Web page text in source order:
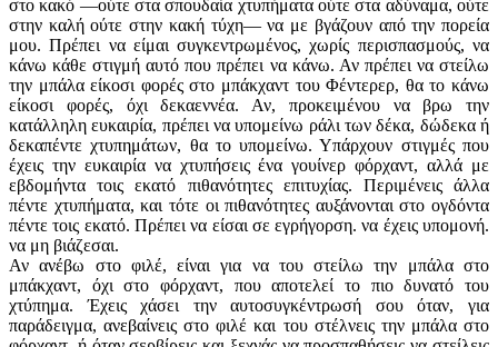
στο κακό —ούτε στα σπουδαία χτυπήματα ούτε στα αδύναμα, ούτε
στην καλή ούτε στην κακή τύχη— να με βγάζουν από την πορεία
μου. Πρέπει να είμαι συγκεντρωμένος, χωρίς περισπασμούς, να
κάνω κάθε στιγμή αυτό που πρέπει να κάνω. Αν πρέπει να στείλω
την μπάλα είκοσι φορές στο μπάκχαντ του Φέντερερ, θα το κάνω
είκοσι φορές, όχι δεκαεννέα. Αν, προκειμένου να βρω την
κατάλληλη ευκαιρία, πρέπει να υπομείνω ράλι των δέκα, δώδεκα ή
δεκαπέντε χτυπημάτων, θα το υπομείνω. Υπάρχουν στιγμές που
έχεις την ευκαιρία να χτυπήσεις ένα ­γουίνερ φόρχαντ, αλλά με
εβδομήντα τοις εκατό πιθανότητες επιτυχίας. Περιμένεις άλλα
πέντε χτυπήματα, και τότε οι πιθανότητες αυξάνονται στο ογδόντα
πέντε τοις εκατό. Πρέπει να είσαι σε εγρήγορση. να έχεις υπομονή.
να μη βιάζεσαι.
Αν ανέβω στο φιλέ, είναι για να του στείλω την μπάλα στο
μπάκχαντ, όχι στο φόρχαντ, που αποτελεί το πιο δυνατό του
χτύπημα. Έχεις χάσει την αυτοσυγκέντρωσή σου όταν, για
παράδειγμα, ανεβαίνεις στο φιλέ και του στέλνεις την μπάλα στο